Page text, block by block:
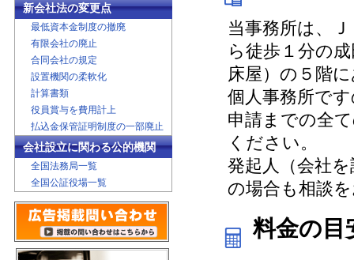
新会社法の変更点
最低資本金制度の撤廃
有限会社の廃止
合同会社の規定
設置機関の柔軟化
計算書類
役員賞与を費用計上
払込金保管証明制度の一部廃止
会社設立に関わる公的機関
全国法務局一覧
全国公証役場一覧
当事務所は、
ら徒歩１分の
床屋）の５階
個人事務所で
申請までの全
ください。
発起人（会社
の場合も相談
料金の目